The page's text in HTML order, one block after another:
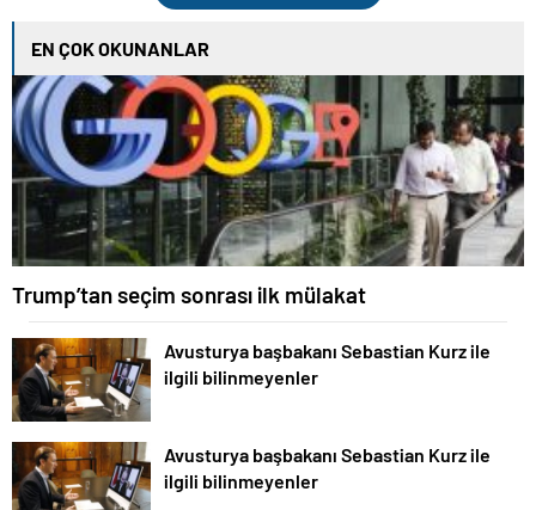
EN ÇOK OKUNANLAR
Trump’tan seçim sonrası ilk mülakat
Avusturya başbakanı Sebastian Kurz ile
ilgili bilinmeyenler
Avusturya başbakanı Sebastian Kurz ile
ilgili bilinmeyenler